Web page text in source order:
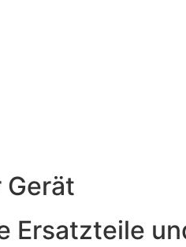
Gerät
Ersatzteile